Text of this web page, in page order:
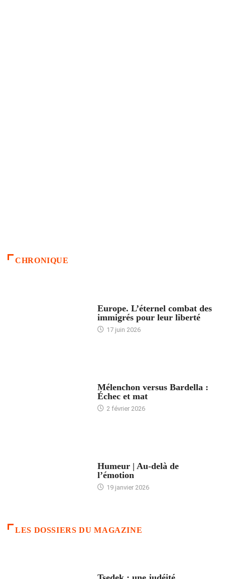
CHRONIQUE
Europe. L’éternel combat des
immigrés pour leur liberté
17 juin 2026
Mélenchon versus Bardella :
Échec et mat
2 février 2026
Humeur | Au-delà de
l’émotion
19 janvier 2026
LES DOSSIERS DU MAGAZINE